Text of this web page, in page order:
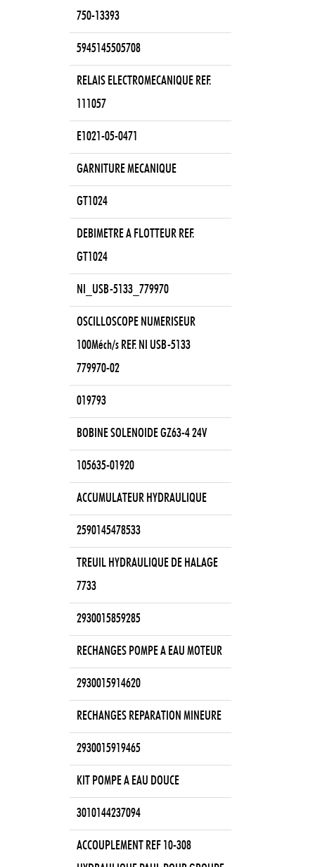
750-13393
5945145505708
RELAIS ELECTROMECANIQUE REF.
111057
E1021-05-0471
GARNITURE MECANIQUE
GT1024
DEBIMETRE A FLOTTEUR REF.
GT1024
NI_USB-5133_779970
OSCILLOSCOPE NUMERISEUR
100Méch/s REF. NI USB-5133
779970-02
019793
BOBINE SOLENOIDE GZ63-4 24V
105635-01920
ACCUMULATEUR HYDRAULIQUE
2590145478533
TREUIL HYDRAULIQUE DE HALAGE
7733
2930015859285
RECHANGES POMPE A EAU MOTEUR
2930015914620
RECHANGES REPARATION MINEURE
2930015919465
KIT POMPE A EAU DOUCE
3010144237094
ACCOUPLEMENT REF 10-308